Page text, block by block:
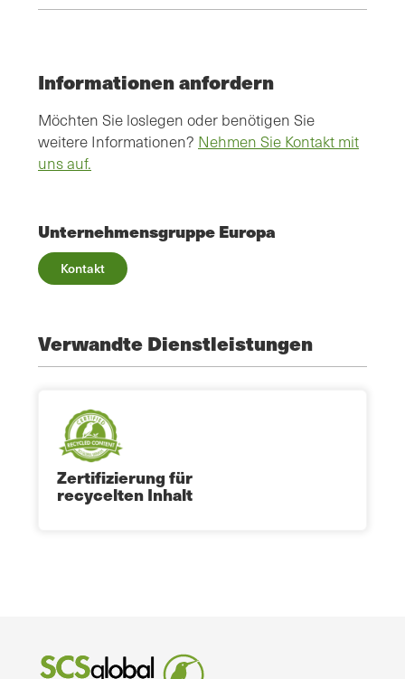
Informationen anfordern
Möchten Sie loslegen oder benötigen Sie
weitere Informationen? Nehmen Sie Kontakt mit
uns auf.
Unternehmensgruppe Europa
Kontakt
Verwandte Dienstleistungen
Zertifizierung für
recycelten Inhalt